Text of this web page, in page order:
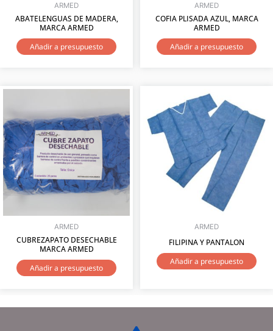
ARMED
ABATELENGUAS DE MADERA,
MARCA ARMED
Añadir a presupuesto
ARMED
COFIA PLISADA AZUL, MARCA
ARMED
Añadir a presupuesto
ARMED
CUBREZAPATO DESECHABLE
MARCA ARMED
Añadir a presupuesto
ARMED
FILIPINA Y PANTALON
Añadir a presupuesto